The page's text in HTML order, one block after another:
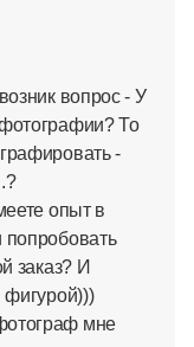
вопрос - У
То
-
опыт в
заказ? И
фигурой)))
мне